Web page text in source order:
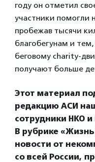
году он отметил
участники помогли
пробежав тысячи
благобегунам и
беговому charity-
получают больше
Этот материал
редакцию АСИ
сотрудники НКО
В рубрике
новости от
со всей России,